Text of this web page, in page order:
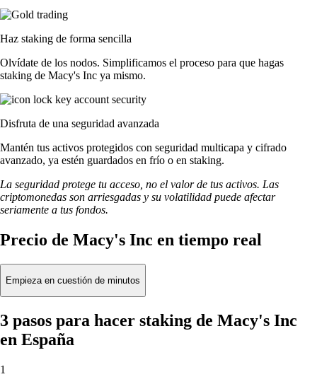
Haz staking de forma sencilla
Olvídate de los nodos. Simplificamos el proceso para que hagas
staking de Macy's Inc ya mismo.
Disfruta de una seguridad avanzada
Mantén tus activos protegidos con seguridad multicapa y cifrado
avanzado, ya estén guardados en frío o en staking.
La seguridad protege tu acceso, no el valor de tus activos. Las
criptomonedas son arriesgadas y su volatilidad puede afectar
seriamente a tus fondos.
Precio de Macy's Inc en tiempo real
Empieza en cuestión de minutos
3 pasos para hacer staking de Macy's Inc
en España
1